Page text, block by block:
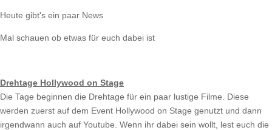
Heute gibt's ein paar News
Mal schauen ob etwas für euch dabei ist
Drehtage Hollywood on Stage
Die Tage beginnen die Drehtage für ein paar lustige Filme. Diese
werden zuerst auf dem Event Hollywood on Stage genutzt und dann
irgendwann auch auf Youtube. Wenn ihr dabei sein wollt, lest euch die